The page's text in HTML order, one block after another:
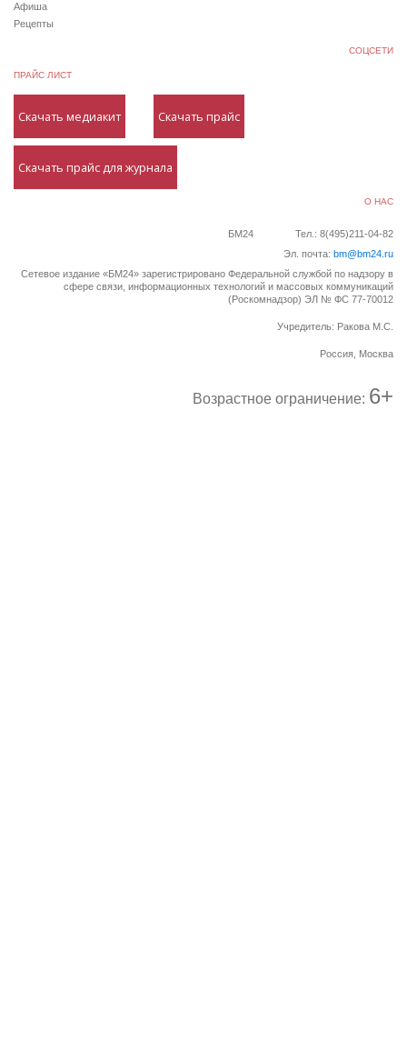
Афиша
Рецепты
СОЦСЕТИ
ПРАЙС ЛИСТ
Скачать медиакит Скачать прайс
Скачать прайс для журнала
О НАС
БМ24
Тел.: 8(495)211-04-82
Эл. почта: bm@bm24.ru
Сетевое издание «БМ24» зарегистрировано Федеральной службой по надзору в
сфере связи, информационных технологий и массовых коммуникаций
(Роскомнадзор) ЭЛ № ФС 77-70012
Учредитель: Ракова М.С.
Россия, Москва
Возрастное ограничение: 6+